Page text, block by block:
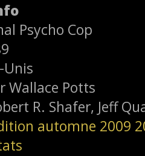
Psycho Cop
Unis
Wallace Potts
R. Shafer, Jeff
automne 2009